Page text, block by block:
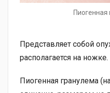
Пиогенная
Представляет собой
располагается на ножке.
Пиогенная гранулема